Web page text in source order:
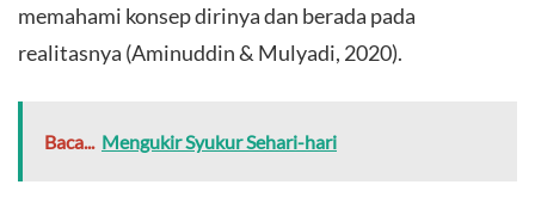
memahami konsep dirinya dan berada pada
realitasnya (Aminuddin & Mulyadi, 2020).
Baca... Mengukir Syukur Sehari-hari